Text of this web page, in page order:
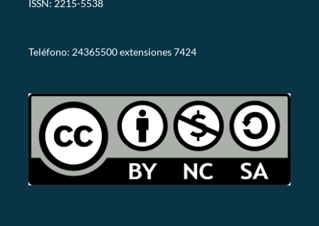
ISSN: 2215-5538
Teléfono: 24365500 extensiones 7424